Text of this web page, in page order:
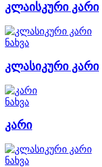
კლაისკური კარი
ნახვა
კლასიკური კარი
ნახვა
კარი
ნახვა